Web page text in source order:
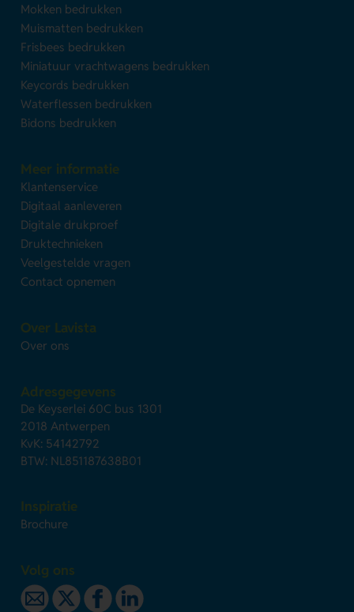
Mokken bedrukken
Muismatten bedrukken
Frisbees bedrukken
Miniatuur vrachtwagens bedrukken
Keycords bedrukken
Waterflessen bedrukken
Bidons bedrukken
Meer informatie
Klantenservice
Digitaal aanleveren
Digitale drukproef
Druktechnieken
Veelgestelde vragen
Contact opnemen
Over Lavista
Over ons
Adresgegevens
De Keyserlei 60C bus 1301
2018 Antwerpen
KvK: 54142792
BTW: NL851187638B01
Inspiratie
Brochure
Volg ons